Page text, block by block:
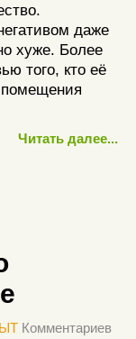
даже
хуже. Более
того, кто её
Читать далее...
Комментариев